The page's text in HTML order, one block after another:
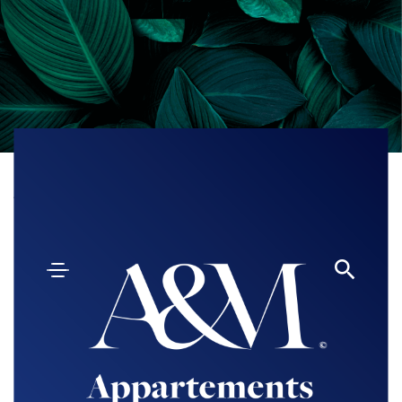
Nos articles